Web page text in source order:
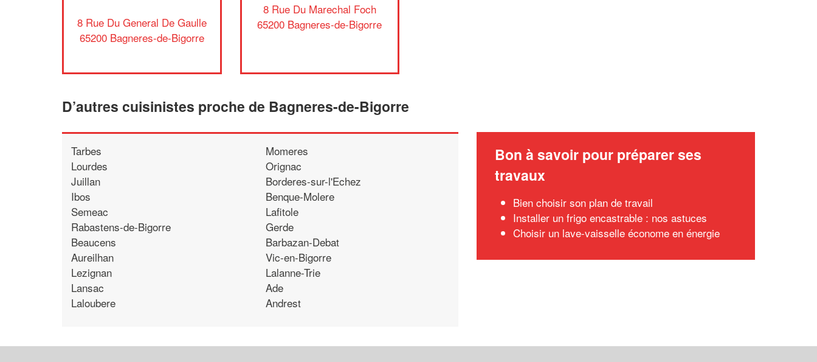
8 Rue Du General De Gaulle
65200 Bagneres-de-Bigorre
8 Rue Du Marechal Foch
65200 Bagneres-de-Bigorre
D’autres cuisinistes proche de Bagneres-de-Bigorre
Tarbes
Lourdes
Juillan
Ibos
Semeac
Rabastens-de-Bigorre
Beaucens
Aureilhan
Lezignan
Lansac
Laloubere
Momeres
Orignac
Borderes-sur-l'Echez
Benque-Molere
Lafitole
Gerde
Barbazan-Debat
Vic-en-Bigorre
Lalanne-Trie
Ade
Andrest
Bon à savoir pour préparer ses
travaux
Bien choisir son plan de travail
Installer un frigo encastrable : nos astuces
Choisir un lave-vaisselle économe en énergie